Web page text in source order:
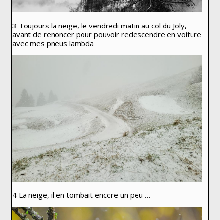
3 Toujours la neige, le vendredi matin au col du Joly,
avant de renoncer pour pouvoir redescendre en voiture
avec mes pneus lambda
4 La neige, il en tombait encore un peu …